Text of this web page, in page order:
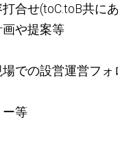
合せ(toC.toB共に
や提案等
での設営運営フォ
等